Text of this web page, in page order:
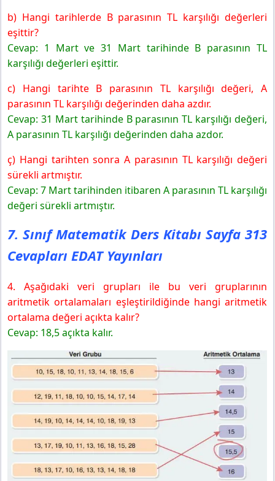
b) Hangi tarihlerde B parasının TL karşılığı değerleri
eşittir?
Cevap: 1 Mart ve 31 Mart tarihinde B parasının TL
karşılığı değerleri eşittir.
c) Hangi tarihte B parasının TL karşılığı değeri, A
parasının TL karşılığı değerinden daha azdır.
Cevap: 31 Mart tarihinde B parasının TL karşılığı değeri,
A parasının TL karşılığı değerinden daha azdor.
ç) Hangi tarihten sonra A parasının TL karşılığı değeri
sürekli artmıştır.
Cevap: 7 Mart tarihinden itibaren A parasının TL karşılığı
değeri sürekli artmıştır.
7. Sınıf Matematik Ders Kitabı Sayfa 313
Cevapları EDAT Yayınları
4. Aşağıdaki veri grupları ile bu veri gruplarının
aritmetik ortalamaları eşleştirildiğinde hangi aritmetik
ortalama değeri açıkta kalır?
Cevap: 18,5 açıkta kalır.